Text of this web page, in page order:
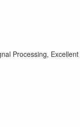
Processing,